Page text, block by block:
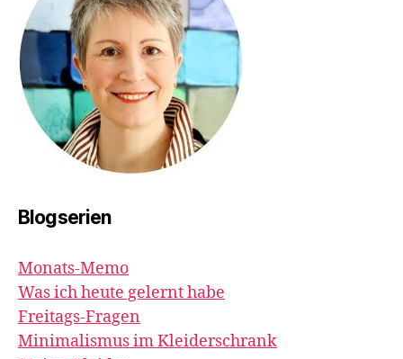
Blogserien
Monats-Memo
Was ich heute gelernt habe
Freitags-Fragen
Minimalismus im Kleiderschrank